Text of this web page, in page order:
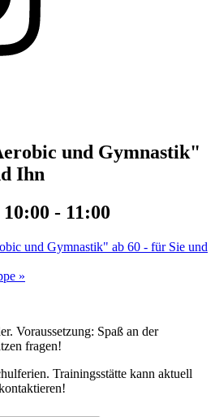
und Gymnastik"
Ihn
- 11:00
und Gymnastik" ab 60 - für Sie und
»
Voraussetzung: Spaß an der
fragen!
Trainingsstätte kann aktuell